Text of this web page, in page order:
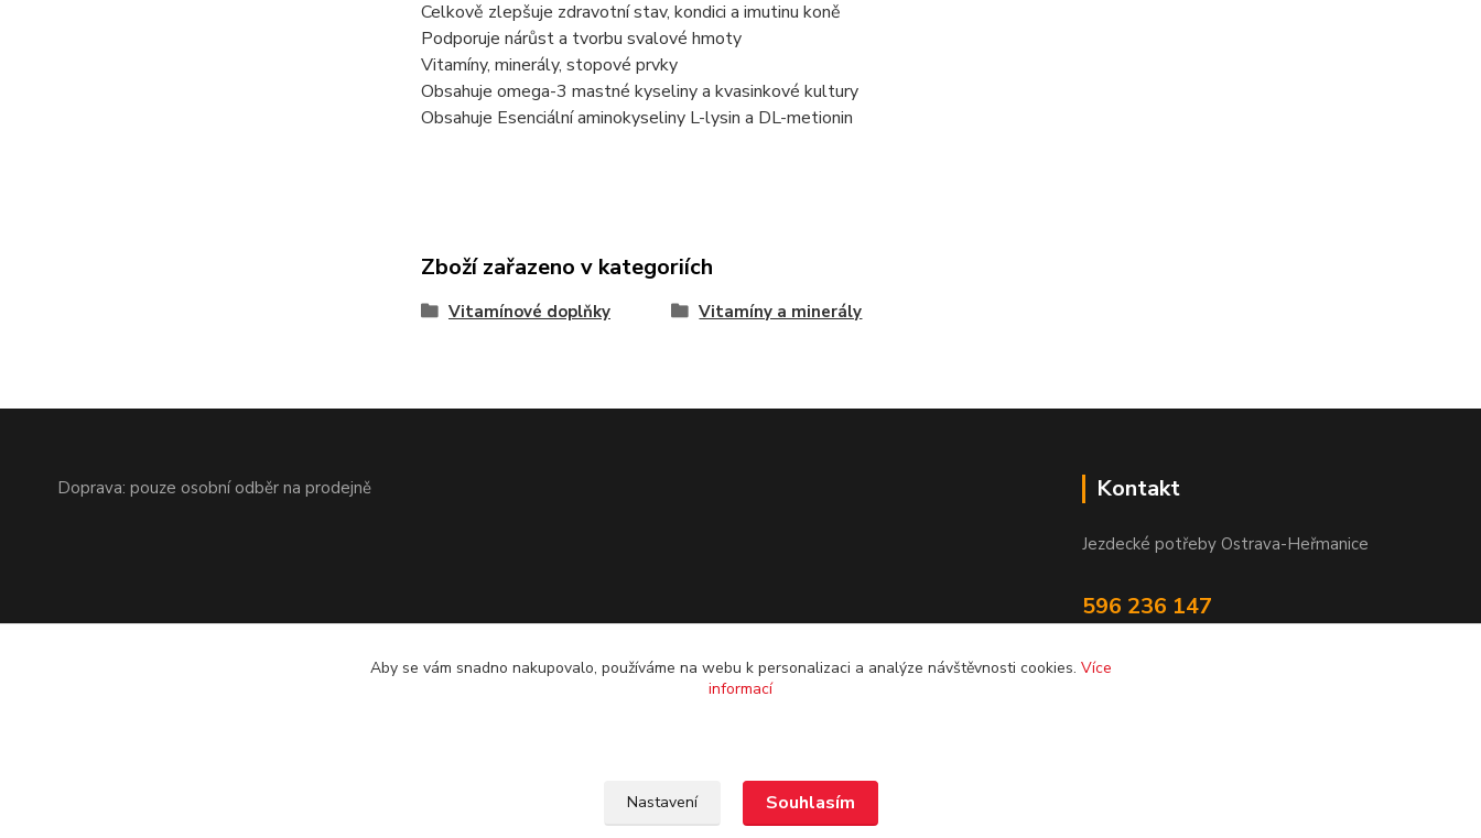
Celkově zlepšuje zdravotní stav, kondici a imutinu koně
Podporuje nárůst a tvorbu svalové hmoty
Vitamíny, minerály, stopové prvky
Obsahuje omega-3 mastné kyseliny a kvasinkové kultury
Obsahuje Esenciální aminokyseliny L-lysin a DL-metionin
Zboží zařazeno v kategoriích
Vitamínové doplňky Vitamíny a minerály
Doprava: pouze osobní odběr na prodejně Kontakt
Jezdecké potřeby Ostrava-Heřmanice
596 236 147
Aby se vám snadno nakupovalo, používáme na webu k personalizaci a analýze návštěvnosti cookies. Více
informací
Nastavení Souhlasím